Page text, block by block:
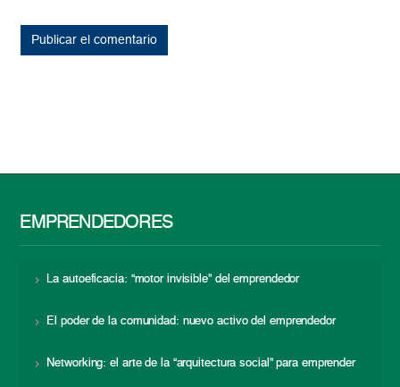
EMPRENDEDORES
La autoeficacia: “motor invisible” del emprendedor
El poder de la comunidad: nuevo activo del emprendedor
Networking: el arte de la “arquitectura social” para emprender